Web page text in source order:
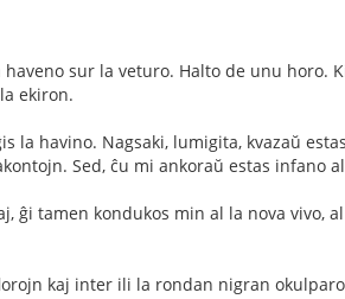
sur la veturo. Halto de unu horo.
ekiron.
la havino. Nagsaki, lumigita, kvazaŭ
Sed, ĉu mi ankoraŭ estas infano
tamen kondukos min al la nova vivo,
kaj inter ili la rondan nigran